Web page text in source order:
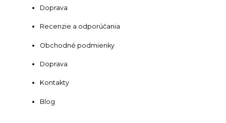
Doprava
Recenzie a odporúčania
Obchodné podmienky
Doprava
Kontakty
Blog